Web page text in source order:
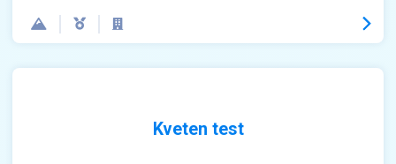
Kveten test